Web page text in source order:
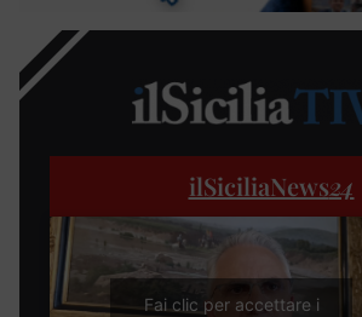
ilSiciliaNews24
Fai clic per accettare i